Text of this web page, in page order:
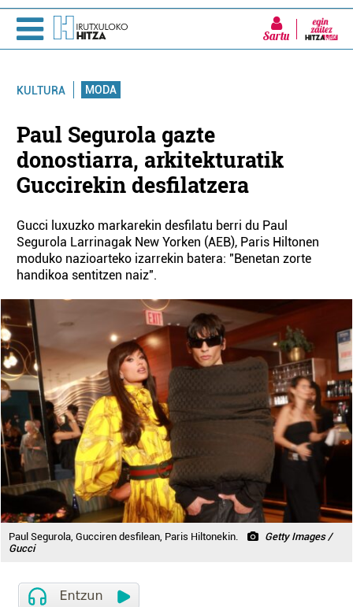
Sartu
KULTURA MODA
Paul Segurola gazte
donostiarra, arkitekturatik
Guccirekin desfilatzera
Gucci luxuzko markarekin desfilatu berri du Paul
Segurola Larrinagak New Yorken (AEB), Paris Hiltonen
moduko nazioarteko izarrekin batera: "Benetan zorte
handikoa sentitzen naiz".
Paul Segurola, Gucciren desfilean, Paris Hiltonekin.
Getty Images /
Gucci